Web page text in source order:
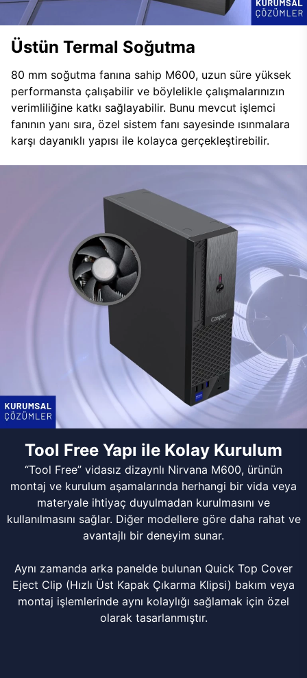
Üstün Termal Soğutma
80 mm soğutma fanına sahip M600, uzun süre yüksek
performansta çalışabilir ve böylelikle çalışmalarınızın
verimliliğine katkı sağlayabilir. Bunu mevcut işlemci
fanının yanı sıra, özel sistem fanı sayesinde ısınmalara
karşı dayanıklı yapısı ile kolayca gerçekleştirebilir.
Tool Free Yapı ile Kolay Kurulum
“Tool Free” vidasız dizaynlı Nirvana M600, ürünün
montaj ve kurulum aşamalarında herhangi bir vida veya
materyale ihtiyaç duyulmadan kurulmasını ve
kullanılmasını sağlar. Diğer modellere göre daha rahat ve
avantajlı bir deneyim sunar.
Aynı zamanda arka panelde bulunan Quick Top Cover
Eject Clip (Hızlı Üst Kapak Çıkarma Klipsi) bakım veya
montaj işlemlerinde aynı kolaylığı sağlamak için özel
olarak tasarlanmıştır.